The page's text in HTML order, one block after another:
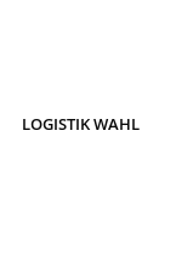
LOGISTIK WAHL